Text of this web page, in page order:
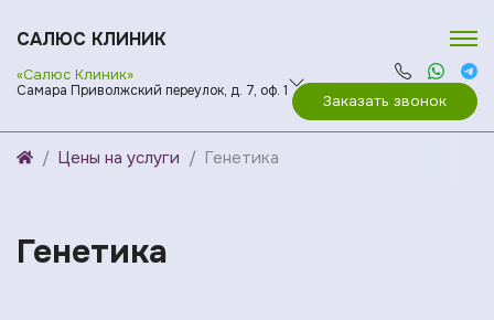
САЛЮС КЛИНИК
«Салюс Клиник»
Самара Приволжский переулок, д. 7, оф. 1
Заказать звонок
Цены на услуги Генетика
Генетика